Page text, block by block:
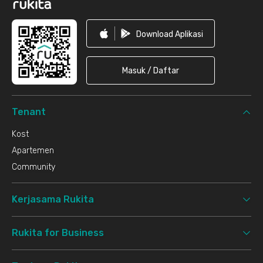
Download Aplikasi
Masuk / Daftar
Tenant
Kost
Apartemen
Community
Kerjasama Rukita
Rukita for Business